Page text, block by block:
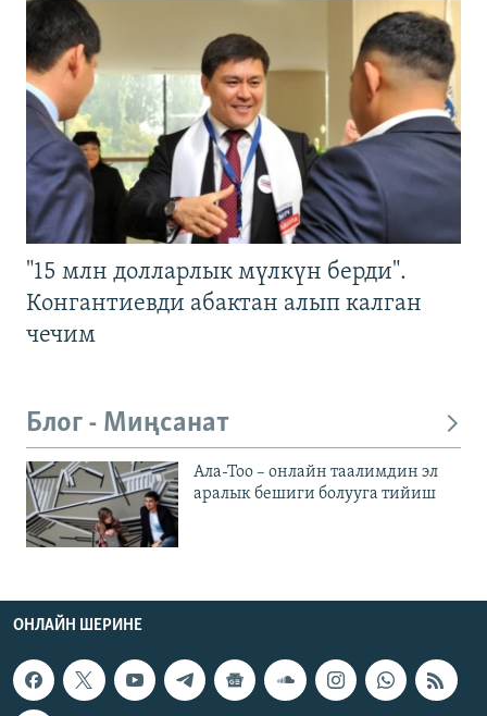
"15 млн долларлык мүлкүн берди".
Конгантиевди абактан алып калган
чечим
Блог - Миңсанат
Ала-Тоо – онлайн таалимдин эл
аралык бешиги болууга тийиш
ОНЛАЙН ШЕРИНЕ